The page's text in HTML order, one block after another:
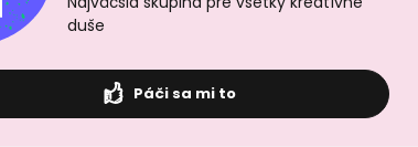
duše
Páči sa mi to